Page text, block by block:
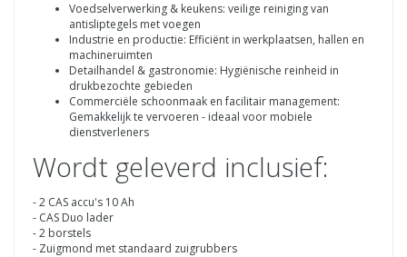
Voedselverwerking & keukens: veilige reiniging van
antisliptegels met voegen
Industrie en productie: Efficiënt in werkplaatsen, hallen en
machineruimten
Detailhandel & gastronomie: Hygiënische reinheid in
drukbezochte gebieden
Commerciële schoonmaak en facilitair management:
Gemakkelijk te vervoeren - ideaal voor mobiele
dienstverleners
Wordt geleverd inclusief:
- 2 CAS accu's 10 Ah
- CAS Duo lader
- 2 borstels
- Zuigmond met standaard zuigrubbers